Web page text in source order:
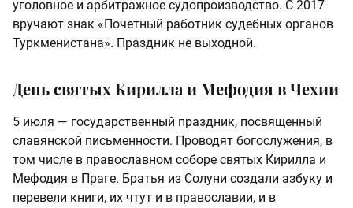
уголовное и арбитражное судопроизводство. С 2017
вручают знак «Почетный работник судебных органов
Туркменистана». Праздник не выходной.
День святых Кирилла и Мефодия в Чехии
5 июля — государственный праздник, посвященный
славянской письменности. Проводят богослужения, в
том числе в православном соборе святых Кирилла и
Мефодия в Праге. Братья из Солуни создали азбуку и
перевели книги, их чтут и в православии, и в